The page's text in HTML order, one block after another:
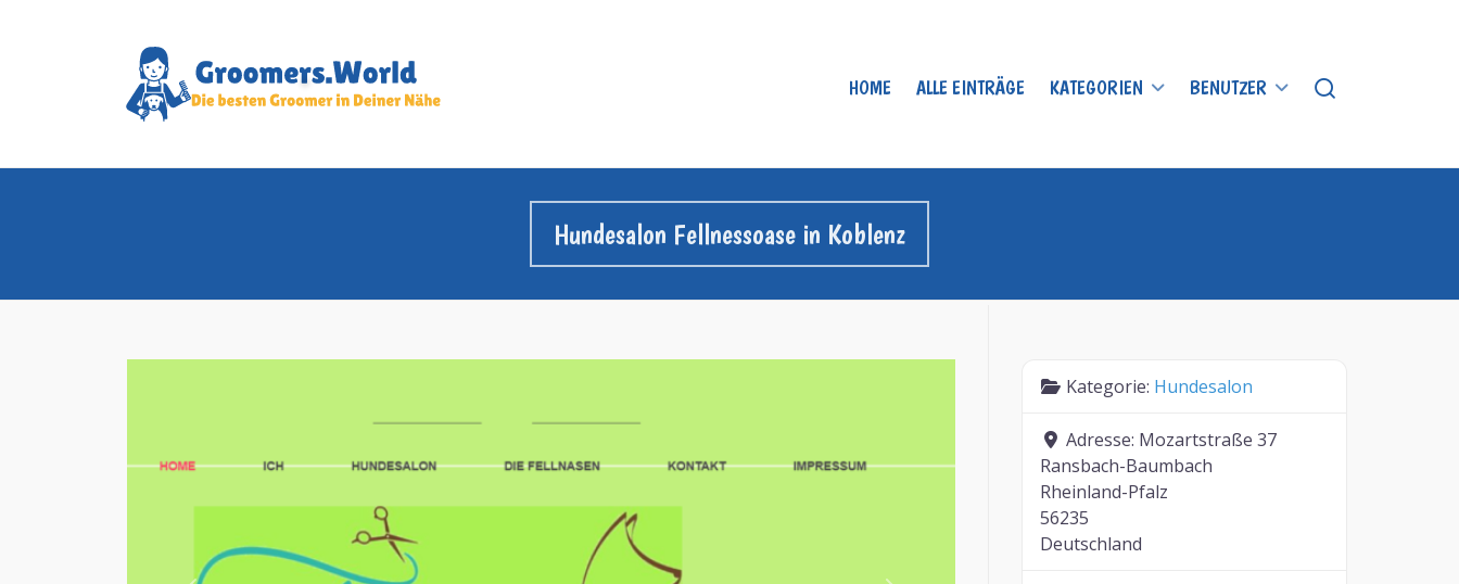
HOME ALLE EINTRÄGE KATEGORIEN BENUTZER
Hundesalon Fellnessoase in Koblenz
Kategorie: Hundesalon
Adresse: Mozartstraße 37
Ransbach-Baumbach
Rheinland-Pfalz
56235
Deutschland